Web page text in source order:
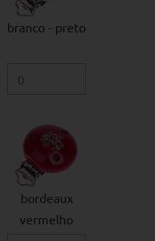
branco - preto
bordeaux
vermelho